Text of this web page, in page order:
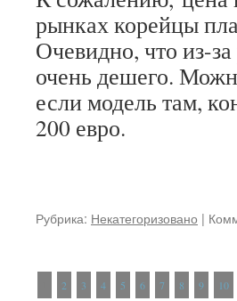
рынках корейцы
Очевидно, что из-
очень дешего.
если модель там,
200 евро.
Рубрика: Некатегоризовано |
2 3 4 5 6 7 8 9 10